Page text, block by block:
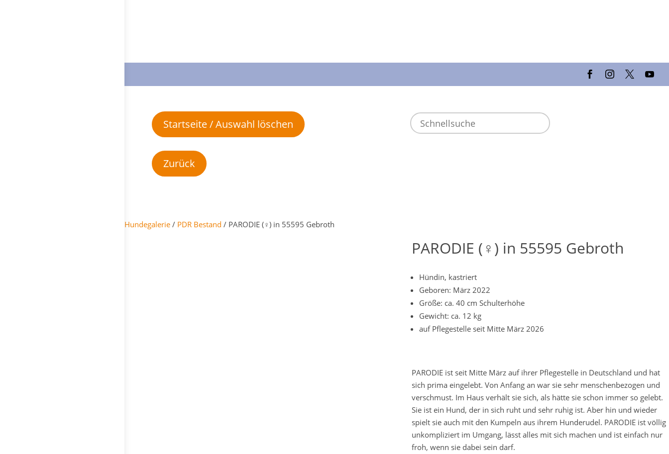
Startseite / Auswahl löschen
Hundegalerie / PDR Bestand / PARODIE (♀) in 55595 Gebroth
PARODIE (♀) in 55595 Gebroth
Hündin, kastriert
Geboren: März 2022
Größe: ca. 40 cm Schulterhöhe
Gewicht: ca. 12 kg
auf Pflegestelle seit Mitte März 2026
PARODIE ist seit Mitte März auf ihrer Pflegestelle in Deutschland und hat
sich prima eingelebt. Von Anfang an war sie sehr menschenbezogen und
verschmust. Im Haus verhält sie sich, als hätte sie schon immer so gelebt.
Sie ist ein Hund, der in sich ruht und sehr ruhig ist. Aber hin und wieder
spielt sie auch mit den Kumpeln aus ihrem Hunderudel. PARODIE ist völlig
unkompliziert im Umgang, lässt alles mit sich machen und ist einfach nur
froh, wenn sie dabei sein darf.